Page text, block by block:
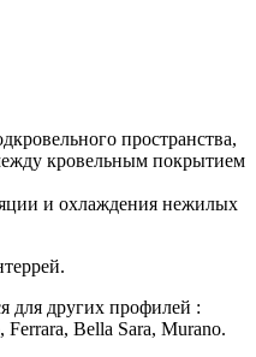
пространства,
кровельным покрытием
и охлаждения нежилых
для других профилей :
Bella Sara, Murano.